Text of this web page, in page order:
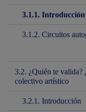
3.1.1. Introducción
3.1.2. Circuitos
3.2. ¿Quién te valida?
colectivo artístico
3.2.1. Introducción